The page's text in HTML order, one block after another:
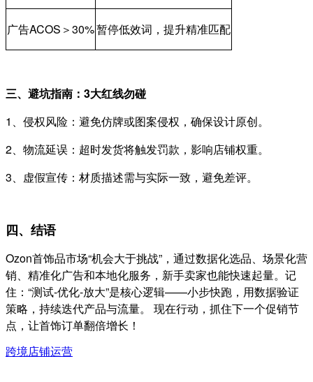
广告ACOS＞30%暂停低效词，提升精准匹配
三、避坑指南：3大红线勿碰
1、 侵权风险：避免仿牌或图案侵权，确保设计原创。
2、 物流延误：超时发货将触发罚款，影响店铺权重。
3、 虚假宣传：材质描述需与实际一致，避免差评。
四、结语
Ozon首饰品市场“机会大于挑战”，通过数据化选品、场景化营
销、精准化广告和本地化服务，新手卖家也能快速起量。记
住：“测试-优化-放大”是核心逻辑——小步快跑，用数据验证
策略，持续迭代产品与流量。 现在行动，抓住下一个促销节
点，让首饰订单翻倍增长！
跨境店铺运营